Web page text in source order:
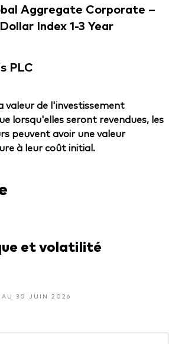
Aggregate Corporate –
Index 1-3 Year
PLC
de l'investissement
lorsqu'elles seront revendues, les
peuvent avoir une valeur
à leur coût initial.
et volatilité
AU 30 JUIN 2026